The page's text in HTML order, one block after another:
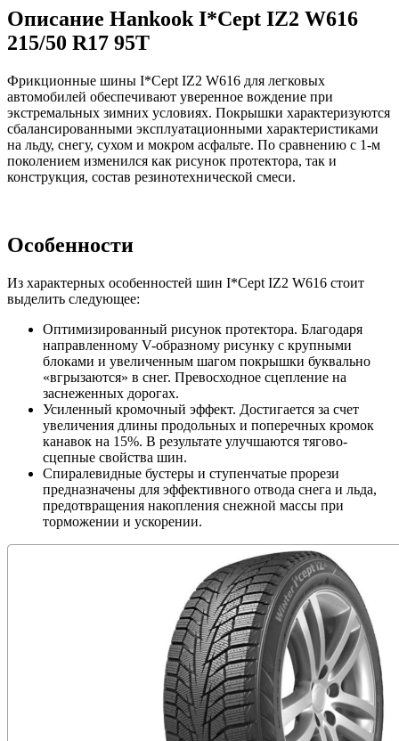
Описание Hankook I*Cept IZ2 W616
215/50 R17 95T
Фрикционные шины I*Cept IZ2 W616 для легковых
автомобилей обеспечивают уверенное вождение при
экстремальных зимних условиях. Покрышки характеризуются
сбалансированными эксплуатационными характеристиками
на льду, снегу, сухом и мокром асфальте. По сравнению с 1-м
поколением изменился как рисунок протектора, так и
конструкция, состав резинотехнической смеси.
Особенности
Из характерных особенностей шин I*Cept IZ2 W616 стоит
выделить следующее:
Оптимизированный рисунок протектора. Благодаря
направленному V-образному рисунку с крупными
блоками и увеличенным шагом покрышки буквально
«вгрызаются» в снег. Превосходное сцепление на
заснеженных дорогах.
Усиленный кромочный эффект. Достигается за счет
увеличения длины продольных и поперечных кромок
канавок на 15%. В результате улучшаются тягово-
сцепные свойства шин.
Спиралевидные бустеры и ступенчатые прорези
предназначены для эффективного отвода снега и льда,
предотвращения накопления снежной массы при
торможении и ускорении.